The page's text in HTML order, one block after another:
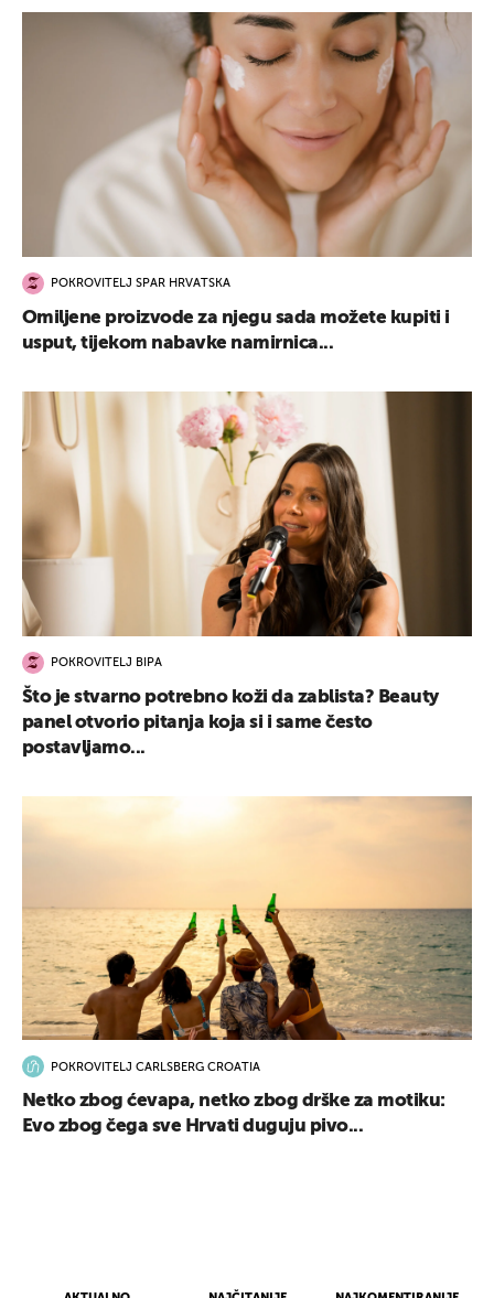
POKROVITELJ SPAR HRVATSKA
Omiljene proizvode za njegu sada možete kupiti i
usput, tijekom nabavke namirnica...
POKROVITELJ BIPA
Što je stvarno potrebno koži da zablista? Beauty
panel otvorio pitanja koja si i same često
postavljamo...
POKROVITELJ CARLSBERG CROATIA
Netko zbog ćevapa, netko zbog drške za motiku:
Evo zbog čega sve Hrvati duguju pivo...